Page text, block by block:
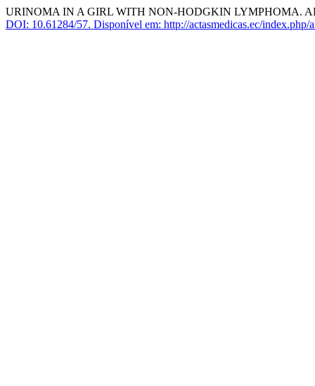
URINOMA IN A GIRL WITH NON-HODGKIN LYMPHOMA.
DOI: 10.61284/57. Disponível em: http://actasmedicas.ec/index.php/